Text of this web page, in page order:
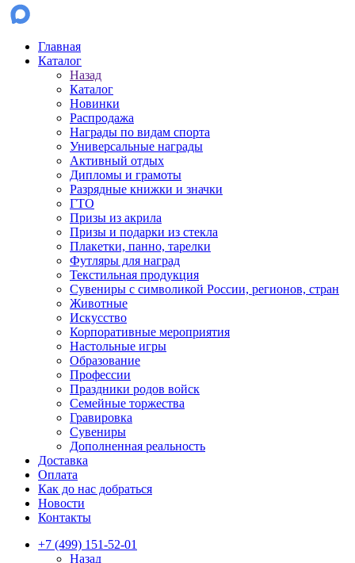
Главная
Каталог
Назад
Каталог
Новинки
Распродажа
Награды по видам спорта
Универсальные награды
Активный отдых
Дипломы и грамоты
Разрядные книжки и значки
ГТО
Призы из акрила
Призы и подарки из стекла
Плакетки, панно, тарелки
Футляры для наград
Текстильная продукция
Сувениры с символикой России, регионов, стран
Животные
Искусство
Корпоративные мероприятия
Настольные игры
Образование
Профессии
Праздники родов войск
Семейные торжества
Гравировка
Сувениры
Дополненная реальность
Доставка
Оплата
Как до нас добраться
Новости
Контакты
+7 (499) 151-52-01
Назад